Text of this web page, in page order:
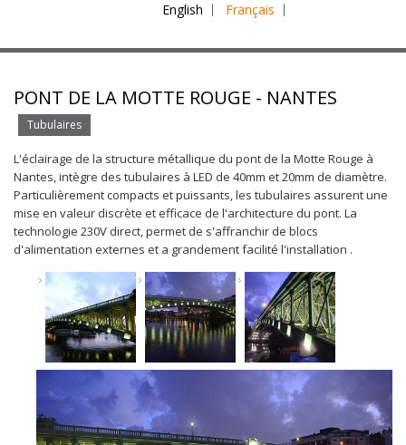
English Français
PONT DE LA MOTTE ROUGE - NANTES
Tubulaires
L'éclairage de la structure métallique du pont de la Motte Rouge à
Nantes, intègre des tubulaires à LED de 40mm et 20mm de diamètre.
Particulièrement compacts et puissants, les tubulaires assurent une
mise en valeur discrète et efficace de l'architecture du pont. La
technologie 230V direct, permet de s'affranchir de blocs
d'alimentation externes et a grandement facilité l'installation .